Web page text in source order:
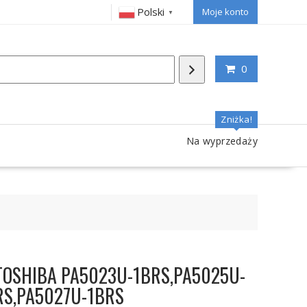
Polski ▼ Moje konto
0
Zniżka!
Na wyprzedaży
PA5023U-1BRS,PA5025U-
1BRS